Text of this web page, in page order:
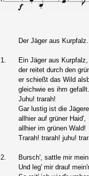
Der Jäger aus Kurpfalz.
1.
Ein Jäger aus Kurpfalz,
der reitet durch den
er schießt das Wild
gleichwie es ihm
Juhu! trarah!
Gar lustig ist die
allhier auf grüner Haid',
allhier im grünen Wald!
Trarah! trarah! juhu!
2.
Bursch', sattle mir
Und leg' mir drauf